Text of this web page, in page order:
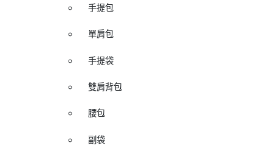
手提包
單肩包
手提袋
雙肩背包
腰包
副袋